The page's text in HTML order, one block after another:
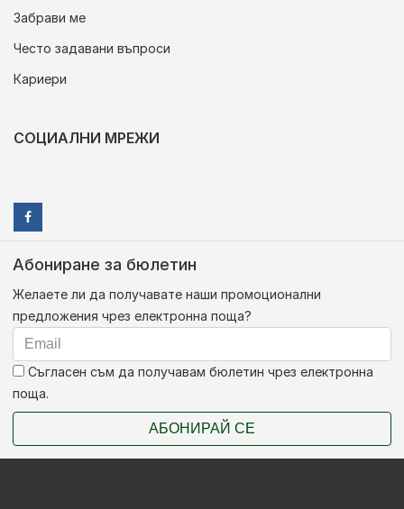
Забрави ме
Често задавани въпроси
Кариери
СОЦИАЛНИ МРЕЖИ
Абониране за бюлетин
Желаете ли да получавате наши промоционални
предложения чрез електронна поща?
Съгласен съм да получавам бюлетин чрез електронна
поща.
АБОНИРАЙ СЕ